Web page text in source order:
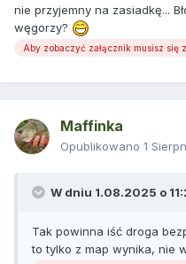
nie przyjemny na zasiadkę...
węgorzy?
Aby zobaczyć załącznik musisz się
Maffinka
Opublikowano 1
W dniu 1.08.2025 o
Tak powinna iść droga
to tylko z map wynika, nie